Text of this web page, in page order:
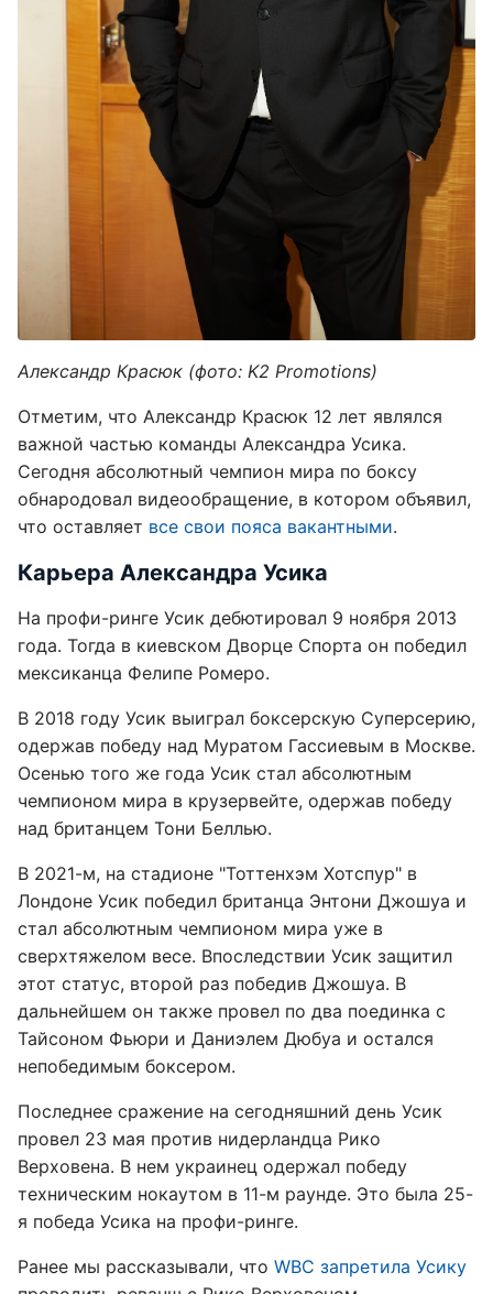
Александр Красюк (фото: K2 Promotions)
Отметим, что Александр Красюк 12 лет являлся
важной частью команды Александра Усика.
Сегодня абсолютный чемпион мира по боксу
обнародовал видеообращение, в котором объявил,
что оставляет все свои пояса вакантными.
Карьера Александра Усика
На профи-ринге Усик дебютировал 9 ноября 2013
года. Тогда в киевском Дворце Спорта он победил
мексиканца Фелипе Ромеро.
В 2018 году Усик выиграл боксерскую Суперсерию,
одержав победу над Муратом Гассиевым в Москве.
Осенью того же года Усик стал абсолютным
чемпионом мира в крузервейте, одержав победу
над британцем Тони Беллью.
В 2021-м, на стадионе "Тоттенхэм Хотспур" в
Лондоне Усик победил британца Энтони Джошуа и
стал абсолютным чемпионом мира уже в
сверхтяжелом весе. Впоследствии Усик защитил
этот статус, второй раз победив Джошуа. В
дальнейшем он также провел по два поединка с
Тайсоном Фьюри и Даниэлем Дюбуа и остался
непобедимым боксером.
Последнее сражение на сегодняшний день Усик
провел 23 мая против нидерландца Рико
Верховена. В нем украинец одержал победу
техническим нокаутом в 11-м раунде. Это была 25-
я победа Усика на профи-ринге.
Ранее мы рассказывали, что WBC запретила Усику